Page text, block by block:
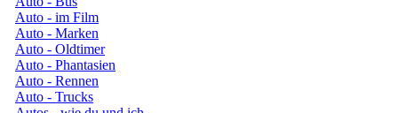
Auto - im Film
Auto - Marken
Auto - Oldtimer
Auto - Phantasien
Auto - Rennen
Auto - Trucks